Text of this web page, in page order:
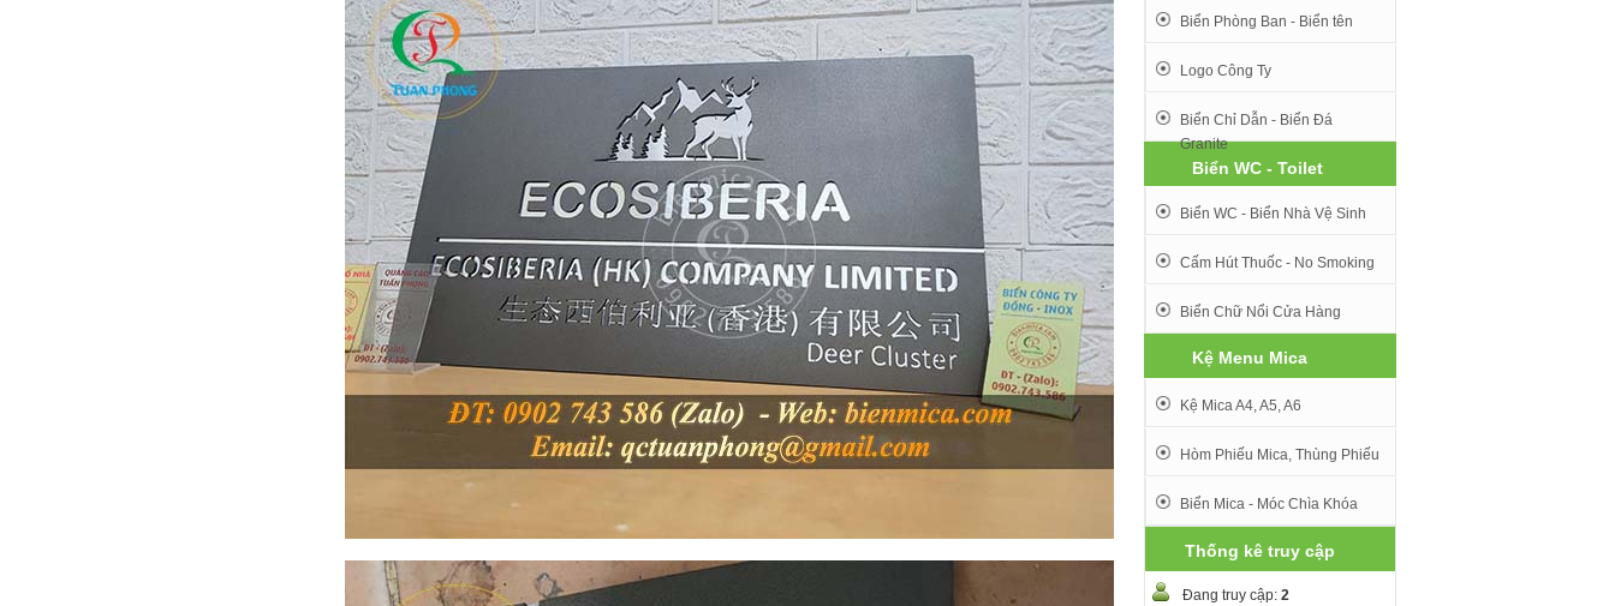
Biển Phòng Ban - Biển tên
Logo Công Ty
Biển Chỉ Dẫn - Biển Đá
Granite
Biển WC - Toilet
Biển WC - Biển Nhà Vệ Sinh
Cấm Hút Thuốc - No Smoking
Biển Chữ Nổi Cửa Hàng
Kệ Menu Mica
Kệ Mica A4, A5, A6
Hòm Phiếu Mica, Thùng Phiếu
Biển Mica - Móc Chìa Khóa
Thống kê truy cập
Đang truy cập: 2